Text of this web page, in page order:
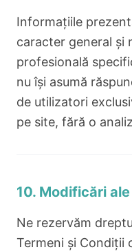
Informațiile
caracter general și
profesională
nu își asumă
de utilizatori
pe site, fără o
10. Modificări
Ne rezervăm
Termeni și Condiții